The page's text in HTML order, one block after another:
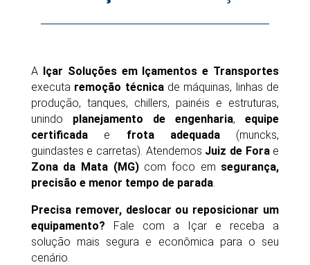
A Içar Soluções em Içamentos e Transportes
executa remoção técnicade máquinas, linhas de
produção, tanques, chillers, painéis e estruturas,
unindo planejamento de engenharia,equipe
certificadae frota adequada(muncks,
guindastes e carretas). Atendemos Juiz de Forae
Zona da Mata (MG)com foco em segurança,
precisão e menor tempo de parada.
Precisa remover, deslocar ou reposicionar um
equipamento? Fale com a Içar e receba a
solução mais segura e econômica para o seu
cenário.